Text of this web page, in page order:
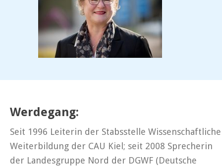
Werdegang:
Seit 1996 Leiterin der Stabsstelle Wissenschaftliche
Weiterbildung der CAU Kiel; seit 2008 Sprecherin
der Landesgruppe Nord der DGWF (Deutsche